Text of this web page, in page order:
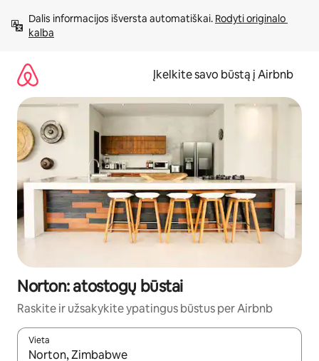
prie
turinio
Dalis informacijos išversta automatiškai. Rodyti originalo
kalba
Įkelkite savo būstą į Airbnb
Norton: atostogų būstai
Raskite ir užsakykite ypatingus būstus per Airbnb
Vieta
Kai pasirodys paieškos rezultatai, juos naršyti galite